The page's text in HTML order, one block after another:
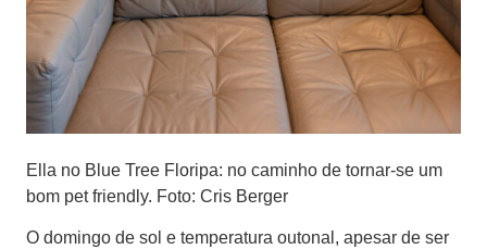
Ella no Blue Tree Floripa: no caminho de tornar-se um
bom pet friendly. Foto: Cris Berger
O domingo de sol e temperatura outonal, apesar de ser